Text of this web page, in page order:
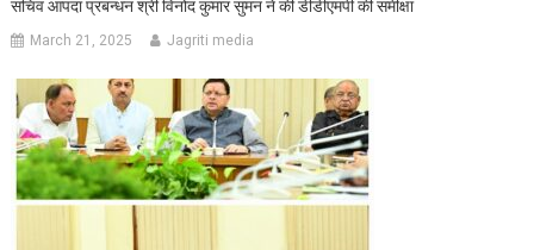
सचिव आपदा प्रबन्धन श्री विनोद कुमार सुमन ने की डीडीएमपी की समीक्षा
March 21, 2025 Jagriti media